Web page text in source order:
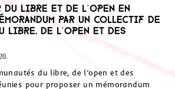
du libre et de l’open en
par un collectif de
libre, de l’open et des
du libre, de l’open et des
pour proposer un mémorandum